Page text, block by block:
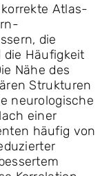
Atlas-
die
Häufigkeit
Nähe des
Strukturen
neurologische
einer
häufig von